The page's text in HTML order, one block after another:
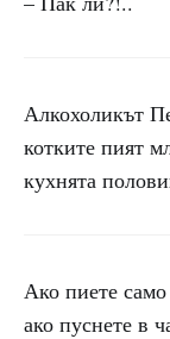
Алкохоликът
котките пият
кухнята
Ако пиете
ако пуснете в